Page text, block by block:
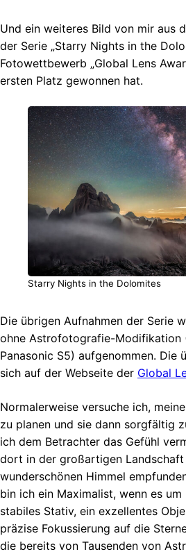
Und ein weiteres Bild von mir aus
der Serie „Starry Nights in the
Fotowettbewerb „Global Lens
ersten Platz gewonnen hat.
Starry Nights in the Dolomites
Die übrigen Aufnahmen der Serie
ohne Astrofotografie-Modifikation
Panasonic S5) aufgenommen. Die
sich auf der Webseite der Global
Normalerweise versuche ich,
zu planen und sie dann sorgfältig
ich dem Betrachter das Gefühl
dort in der großartigen Landschaft
wunderschönen Himmel
bin ich ein Maximalist, wenn es
stabiles Stativ, ein exzellentes
präzise Fokussierung auf die
die bereits von Tausenden von